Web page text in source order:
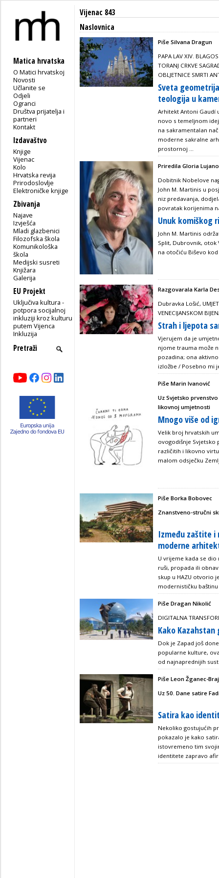
Matica hrvatska
O Matici hrvatskoj
Novosti
Učlanite se
Odjeli
Ogranci
Društva prijatelja i
partneri
Kontakt
Izdavaštvo
Knjige
Vijenac
Kolo
Hrvatska revija
Prirodoslovlje
Elektroničke knjige
Zbivanja
Najave
Izvješća
Mladi glazbenici
Filozofska škola
Komunikološka
škola
Medijski susreti
Knjižara
Galerija
EU Projekt
Uključiva kultura -
potpora socijalnoj
inkluziji kroz kulturu
putem Vijenca
Inkluzija
Vijenac 843
Naslovnica
Piše Silvana Dragun
PAPA LAV XIV.
TORANJ CRKVE
OBLJETNICE SMRTI
Sveta
teologija u
Arhitekt Antoni Gaudí
novo s temeljnom
na sakramentalan
moderne sakralne
prostornoj ...
Priredila Gloria
Dobitnik Nobelove
John M. Martinis u
niz predavanja,
povratak korijenima
Unuk komiškog
John M. Martinis
Split, Dubrovnik, otok
na otočiću Biševo
Razgovarala Karla
Dubravka Lošić,
VENECIJANSKOM
Strah i ljepota
Vjerujem da je
njome trauma može
pozadina; ona
izložbe / Posebno mi
Piše Marin Ivanović
Uz Svjetsko
likovnoj umjetnosti
Mnogo više od
Velik broj hrvatskih
ovogodišnje
različitih i likovno
malom odsječku
Piše Borka Bobovec
Znanstveno-stručni
Između zaštite i
moderne
U vrijeme kada se
ruši, propada ili
skup u HAZU otvorio
modernističku
Piše Dragan Nikolić
DIGITALNA
Kako
Dok je Zapad još
popularne kulture,
od najnaprednijih
Piše Leon Žganec-
Uz 50. Dane satire
Satira kao
Nekoliko gostujućih
pokazalo je kako
istovremeno tim
identitete zapravo